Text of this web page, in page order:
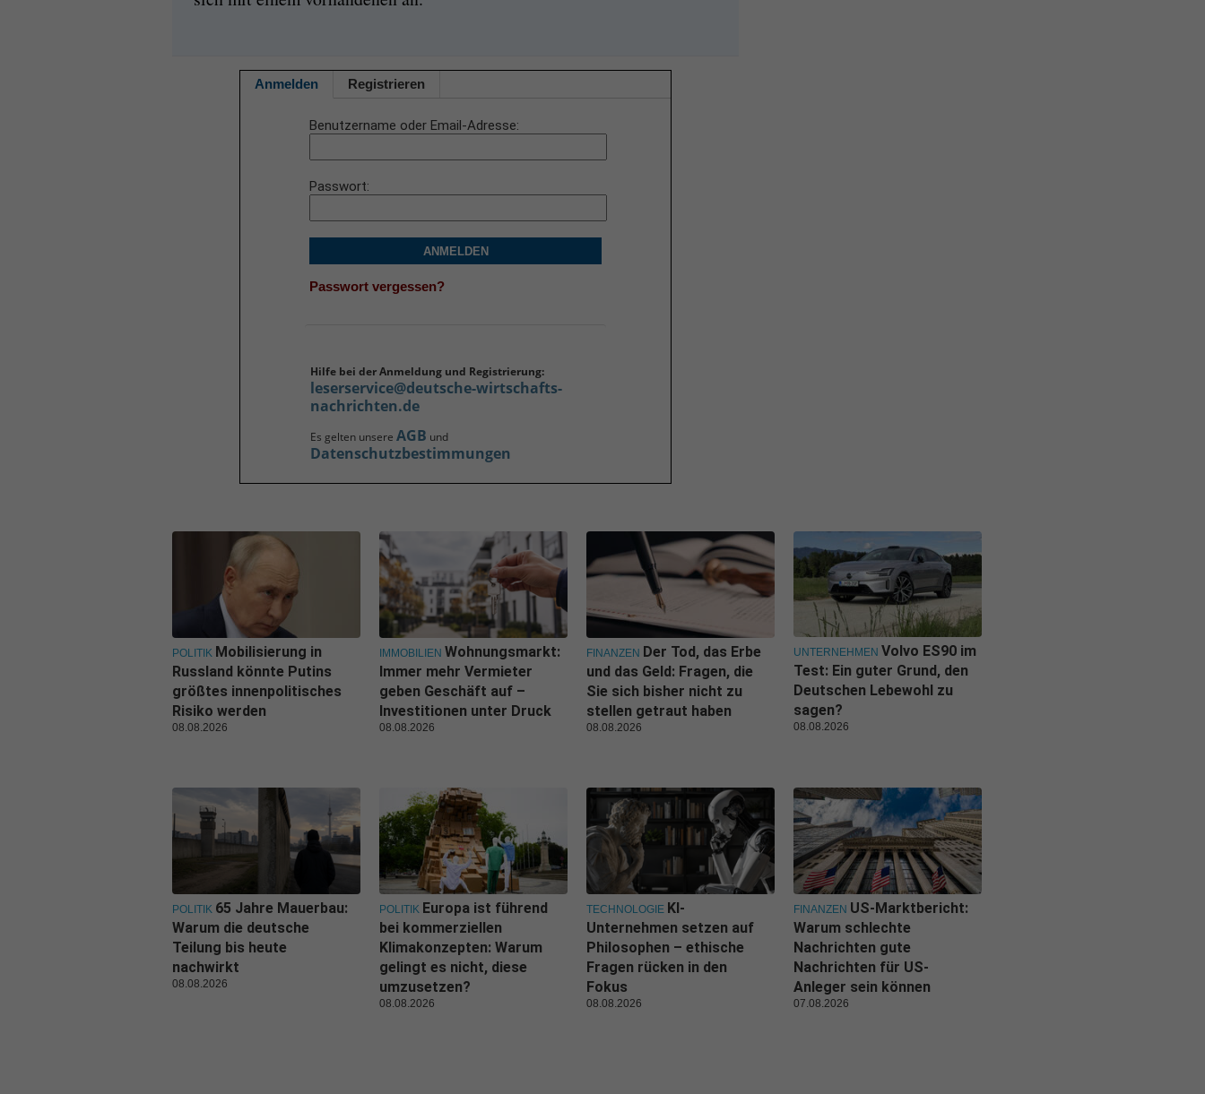
Anmelden Registrieren
Benutzername oder Email-Adresse
Passwort
ANMELDEN
Passwort vergessen?
Hilfe bei der Anmeldung und Registrierung:
leserservice@deutsche-wirtschafts-
nachrichten.de
Es gelten unsere AGB und
Datenschutzbestimmungen
POLITIK Mobilisierung in
Russland könnte Putins
größtes innenpolitisches
Risiko werden
08.08.2026
IMMOBILIEN Wohnungsmarkt:
Immer mehr Vermieter
geben Geschäft auf –
Investitionen unter Druck
08.08.2026
FINANZEN Der Tod, das Erbe
und das Geld: Fragen, die
Sie sich bisher nicht zu
stellen getraut haben
08.08.2026
UNTERNEHMEN Volvo ES90 im
Test: Ein guter Grund, den
Deutschen Lebewohl zu
sagen?
08.08.2026
POLITIK 65 Jahre Mauerbau:
Warum die deutsche
Teilung bis heute
nachwirkt
08.08.2026
POLITIK Europa ist führend
bei kommerziellen
Klimakonzepten: Warum
gelingt es nicht, diese
umzusetzen?
08.08.2026
TECHNOLOGIE KI-
Unternehmen setzen auf
Philosophen – ethische
Fragen rücken in den
Fokus
08.08.2026
FINANZEN US-Marktbericht:
Warum schlechte
Nachrichten gute
Nachrichten für US-
Anleger sein können
07.08.2026